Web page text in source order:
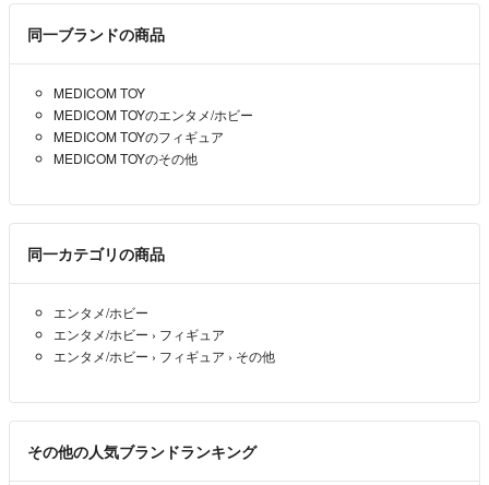
同一ブランドの商品
MEDICOM TOY
MEDICOM TOYのエンタメ/ホビー
MEDICOM TOYのフィギュア
MEDICOM TOYのその他
同一カテゴリの商品
エンタメ/ホビー
エンタメ/ホビー › フィギュア
エンタメ/ホビー › フィギュア › その他
その他の人気ブランドランキング